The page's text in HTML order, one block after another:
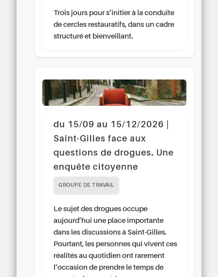
Trois jours pour s’initier à la conduite
de cercles restauratifs, dans un cadre
structuré et bienveillant.
du 15/09 au 15/12/2026 |
Saint-Gilles face aux
questions de drogues. Une
enquête citoyenne
GROUPE DE TRAVAIL
Le sujet des drogues occupe
aujourd’hui une place importante
dans les discussions à Saint-Gilles.
Pourtant, les personnes qui vivent ces
réalités au quotidien ont rarement
l’occasion de prendre le temps de